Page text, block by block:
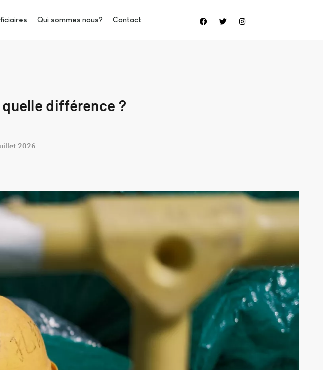
Qui sommes nous? Contact
quelle différence ?
2026